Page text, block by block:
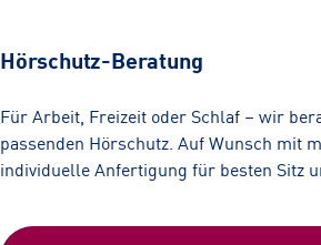
Hörschutz-Beratung
Für Arbeit, Freizeit oder Schlaf – wir
passenden Hörschutz. Auf Wunsch mit
individuelle Anfertigung für besten Sitz